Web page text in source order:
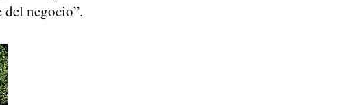
del negocio”.